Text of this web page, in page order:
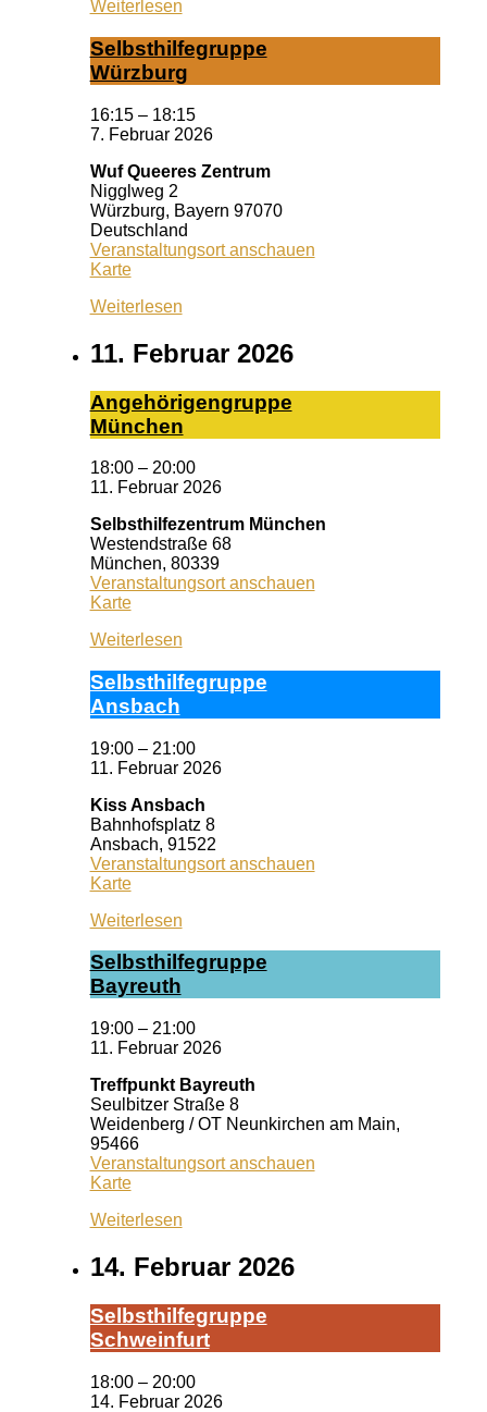
Weiterlesen
Selbst­hil­fe­grup­pe
Würz­burg
16:15 – 18:15
7. Februar 2026
Wuf Queeres Zentrum
Nigglweg 2
Würzburg, Bayern 97070
Deutschland
Veranstaltungsort anschauen
KarteWuf
Zentrum
Weiterlesen
11. Februar 2026
An­ge­hö­ri­gen­grup­pe
Mün­chen
18:00 – 20:00
11. Februar 2026
Selbsthilfezentrum München
Westendstraße 68
München, 80339
Veranstaltungsort anschauen
KarteSelbsthilfezentrum
Weiterlesen
Selbst­hil­fe­grup­pe
Ans­bach
19:00 – 21:00
11. Februar 2026
Kiss Ansbach
Bahnhofsplatz 8
Ansbach, 91522
Veranstaltungsort anschauen
KarteKiss
Weiterlesen
Selbst­hil­fe­grup­pe
Bay­reuth
19:00 – 21:00
11. Februar 2026
Treffpunkt Bayreuth
Seulbitzer Straße 8
Weidenberg / OT Neunkirchen am Main,
95466
Veranstaltungsort anschauen
KarteTreffpunkt
Weiterlesen
14. Februar 2026
Selbst­hil­fe­grup­pe
Schwein­furt
18:00 – 20:00
14. Februar 2026